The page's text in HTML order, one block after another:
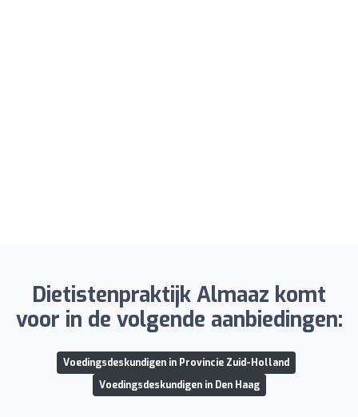
Dietistenpraktijk Almaaz komt
voor in de volgende aanbiedingen:
Voedingsdeskundigen in Provincie Zuid-Holland
Voedingsdeskundigen in Den Haag